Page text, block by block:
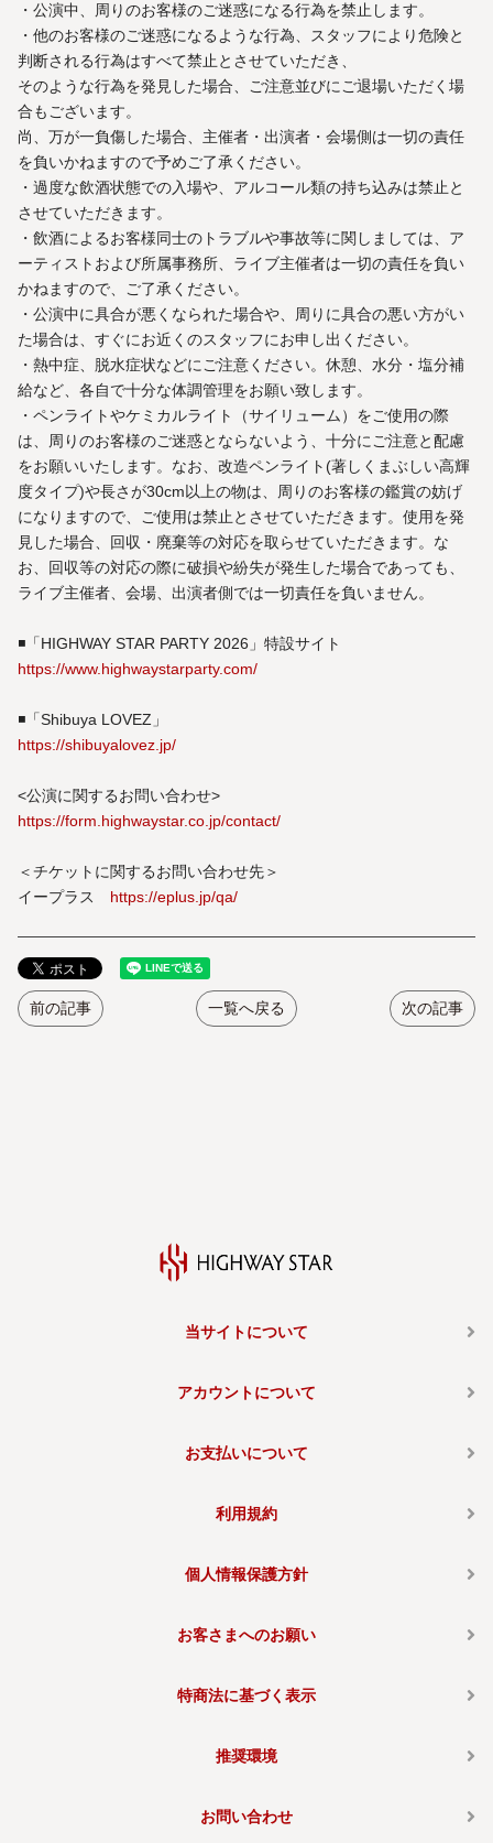
・公演中、周りのお客様のご迷惑になる行為を禁止します。
・他のお客様のご迷惑になるような行為、スタッフにより危険と
判断される行為はすべて禁止とさせていただき、
そのような行為を発見した場合、ご注意並びにご退場いただく場
合もございます。
尚、万が一負傷した場合、主催者・出演者・会場側は一切の責任
を負いかねますので予めご了承ください。
・過度な飲酒状態での入場や、アルコール類の持ち込みは禁止と
させていただきます。
・飲酒によるお客様同士のトラブルや事故等に関しましては、ア
ーティストおよび所属事務所、ライブ主催者は一切の責任を負い
かねますので、ご了承ください。
・公演中に具合が悪くなられた場合や、周りに具合の悪い方がい
た場合は、すぐにお近くのスタッフにお申し出ください。
・熱中症、脱水症状などにご注意ください。休憩、水分・塩分補
給など、各自で十分な体調管理をお願い致します。
・ペンライトやケミカルライト（サイリューム）をご使用の際
は、周りのお客様のご迷惑とならないよう、十分にご注意と配慮
をお願いいたします。なお、改造ペンライト(著しくまぶしい高輝
度タイプ)や長さが30cm以上の物は、周りのお客様の鑑賞の妨げ
になりますので、ご使用は禁止とさせていただきます。使用を発
見した場合、回収・廃棄等の対応を取らせていただきます。な
お、回収等の対応の際に破損や紛失が発生した場合であっても、
ライブ主催者、会場、出演者側では一切責任を負いません。
◾️「HIGHWAY STAR PARTY 2026」特設サイト
https://www.highwaystarparty.com/
◾️「Shibuya LOVEZ」
https://shibuyalovez.jp/
<公演に関するお問い合わせ>
https://form.highwaystar.co.jp/contact/
＜チケットに関するお問い合わせ先＞
イープラス https://eplus.jp/qa/
前の記事 一覧へ戻る 次の記事
当サイトについて
アカウントについて
お支払いについて
利用規約
個人情報保護方針
お客さまへのお願い
特商法に基づく表示
推奨環境
お問い合わせ